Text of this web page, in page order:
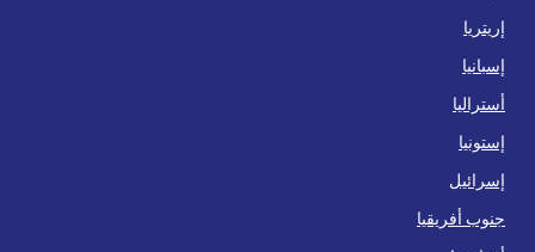
إريتريا
إسبانيا
أستراليا
إستونيا
إسرائيل
جنوب أفريقيا